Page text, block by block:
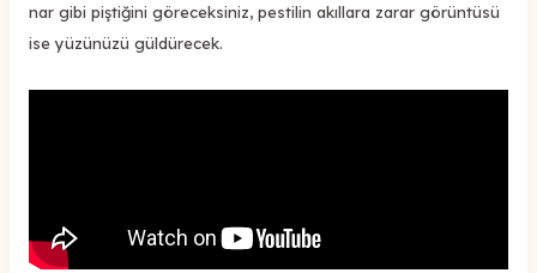
nar gibi piştiğini göreceksiniz, pestilin akıllara zarar görüntüsü
ise yüzünüzü güldürecek.